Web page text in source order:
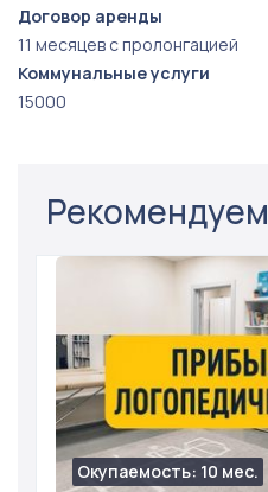
Договор аренды
11 месяцев с пролонгацией
Коммунальные услуги
15000
Рекомендуем
Окупаемость: 10 мес.